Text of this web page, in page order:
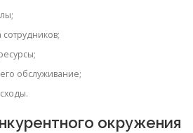
сотрудников;
обслуживание;
окружения